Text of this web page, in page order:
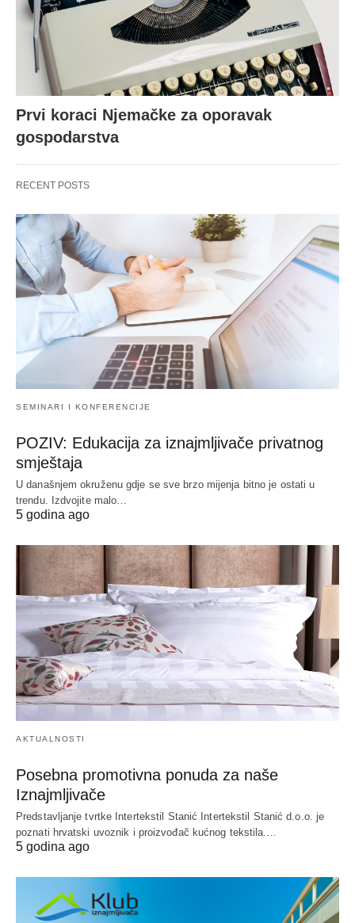
Prvi koraci Njemačke za oporavak
gospodarstva
RECENT POSTS
SEMINARI I KONFERENCIJE
POZIV: Edukacija za iznajmljivače privatnog
smještaja
U današnjem okruženu gdje se sve brzo mijenja bitno je ostati u
trendu. Izdvojite malo…
5 godina ago
AKTUALNOSTI
Posebna promotivna ponuda za naše
Iznajmljivače
Predstavljanje tvrtke Intertekstil Stanić Intertekstil Stanić d.o.o. je
poznati hrvatski uvoznik i proizvođač kućnog tekstila.…
5 godina ago